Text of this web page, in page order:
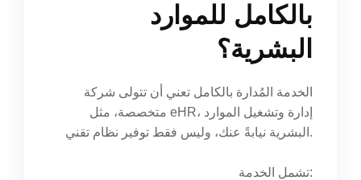
بالكامل للموارد
البشرية؟
الخدمة المُدارة بالكامل تعني أن تتولى شركة
متخصصة، مثل eHR، إدارة وتشغيل الموارد
البشرية نيابةً عنك، وليس فقط توفير نظام تقني.
تشمل الخدمة: